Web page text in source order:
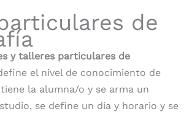
de
y talleres particulares de
el nivel de conocimiento de
la alumna/o y se arma un
se define un día y horario y se